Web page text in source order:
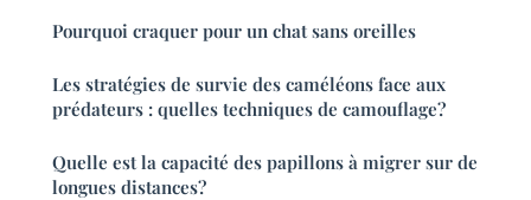
Pourquoi craquer pour un chat sans oreilles
Les stratégies de survie des caméléons face aux
prédateurs : quelles techniques de camouflage?
Quelle est la capacité des papillons à migrer sur de
longues distances?